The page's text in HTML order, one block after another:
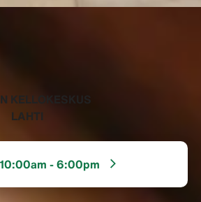
KELLOKESKUS
LAHTI‬
10:00am - 6:00pm